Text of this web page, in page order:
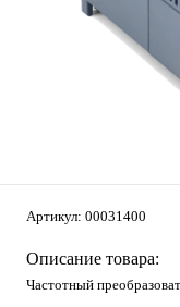
Артикул: 00031400
Описание товара:
Частотный